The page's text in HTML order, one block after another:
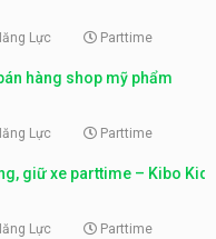
Lực Parttime
hàng shop mỹ phẩm
Lực Parttime
giữ xe parttime – Kibo Kid
Lực Parttime